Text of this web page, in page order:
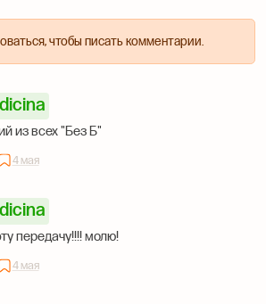
чтобы писать комментарии.
из всех "Без Б"
4 мая
передачу!!!! молю!
4 мая